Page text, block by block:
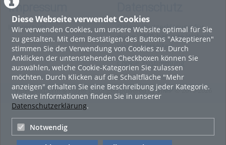
Diese Webseite verwendet Cookies
Wir verwenden Cookies, um unsere Website optimal für Sie
zu gestalten. Mit dem Bestätigen des Buttons "Akzeptieren"
stimmen Sie der Verwendung von Cookies zu. Durch
Anklicken der untenstehenden Checkboxen können Sie
auswählen, welche Cookie-Kategorien Sie zulassen
möchten. Durch Klicken auf die Schaltfläche "Mehr
anzeigen" erhalten Sie eine Beschreibung jeder Kategorie.
Weitere Informationen finden Sie in unserer
Datenschutzerklärung.
Notwendig
Impressum
Impressum
Datenschutzerklärung für
diese ViMP-basierte Website
inkl. Unterseiten
Cookie-Zustimmung
Videoplattform & Player Lösungen powered byVIMP © 2010-2026